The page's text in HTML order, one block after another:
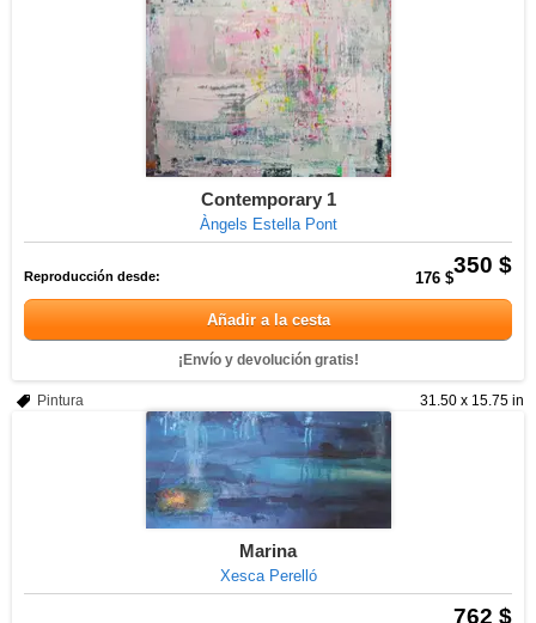
Contemporary 1
Àngels Estella Pont
350 $
Reproducción desde: 176 $
Añadir a la cesta
¡Envío y devolución gratis!
31.50 x 15.75 in
Pintura
Marina
Xesca Perelló
762 $